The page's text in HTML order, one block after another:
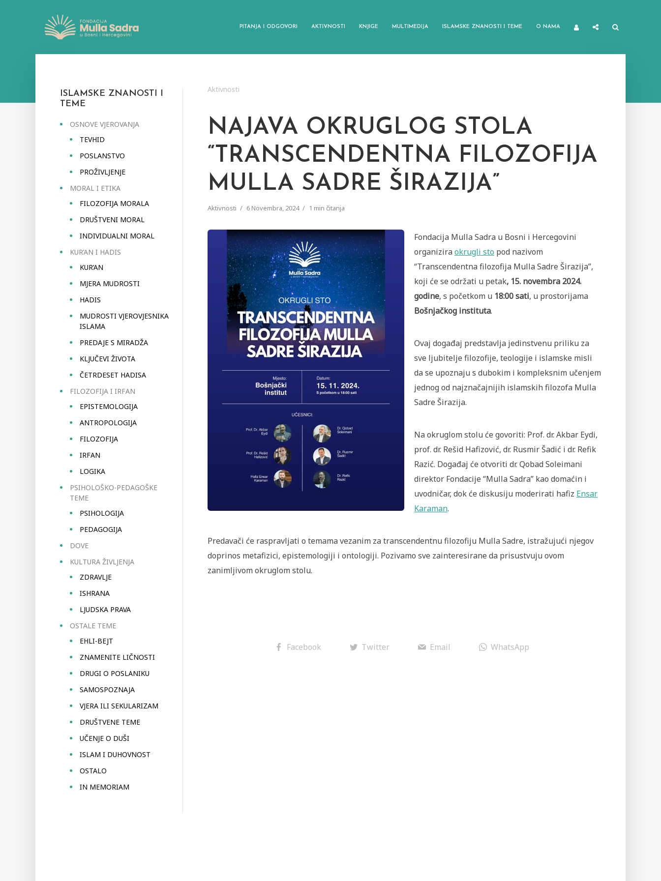
PITANJA I ODGOVORI AKTIVNOSTI KNJIGE MULTIMEDIJA ISLAMSKE ZNANOSTI I TEME O NAMA
ISLAMSKE ZNANOSTI I
TEME
OSNOVE VJEROVANJA
TEVHID
POSLANSTVO
PROŽIVLJENJE
MORAL I ETIKA
FILOZOFIJA MORALA
DRUŠTVENI MORAL
INDIVIDUALNI MORAL
KUR’AN I HADIS
KUR’AN
MJERA MUDROSTI
HADIS
MUDROSTI VJEROVJESNIKA
ISLAMA
PREDAJE S MIRADŽA
KLJUČEVI ŽIVOTA
ČETRDESET HADISA
FILOZOFIJA I IRFAN
EPISTEMOLOGIJA
ANTROPOLOGIJA
FILOZOFIJA
IRFAN
LOGIKA
PSIHOLOŠKO-PEDAGOŠKE
TEME
PSIHOLOGIJA
PEDAGOGIJA
DOVE
KULTURA ŽIVLJENJA
ZDRAVLJE
ISHRANA
LJUDSKA PRAVA
OSTALE TEME
EHLI-BEJT
ZNAMENITE LIČNOSTI
DRUGI O POSLANIKU
SAMOSPOZNAJA
VJERA ILI SEKULARIZAM
DRUŠTVENE TEME
UČENJE O DUŠI
ISLAM I DUHOVNOST
OSTALO
IN MEMORIAM
Aktivnosti
NAJAVA OKRUGLOG STOLA
“TRANSCENDENTNA FILOZOFIJA
MULLA SADRE ŠIRAZIJA”
Aktivnosti 6 Novembra, 2024 1 min čitanja
Fondacija Mulla Sadra u Bosni i Hercegovini
organiziraokrugli sto pod nazivom
“Transcendentna filozofija Mulla Sadre Širazija”,
koji će se održati u petak, 15. novembra 2024.
godine, s početkom u 18:00 sati, u prostorijama
Bošnjačkog instituta.
Ovaj događaj predstavlja jedinstvenu priliku za
sve ljubitelje filozofije, teologije i islamske misli
da se upoznaju s dubokim i kompleksnim učenjem
jednog od najznačajnijih islamskih filozofa Mulla
Sadre Širazija.
Na okruglom stolu će govoriti: Prof. dr. Akbar Eydi,
prof. dr. Rešid Hafizović, dr. Rusmir Šadić i dr. Refik
Razić. Događaj će otvoriti dr. Qobad Soleimani
direktor Fondacije “Mulla Sadra” kao domaćin i
uvodničar, dok će diskusiju moderirati hafiz Ensar
Karaman.
Predavači će raspravljati o temama vezanim za transcendentnu filozofiju Mulla Sadre, istražujući njegov
doprinos metafizici, epistemologiji i ontologiji. Pozivamo sve zainteresirane da prisustvuju ovom
zanimljivom okruglom stolu.
Facebook Twitter Email WhatsApp